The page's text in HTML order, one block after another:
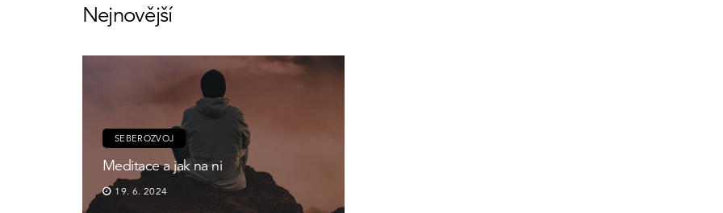
Nejnovější
SEBEROZVOJ
Meditace a jak na ni
19. 6. 2024